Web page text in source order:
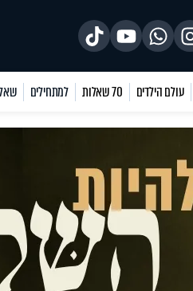
עולם הילדים 70 שאלות למתחילים